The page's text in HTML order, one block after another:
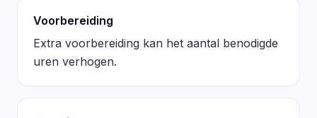
Voorbereiding
Extra voorbereiding kan het aantal benodigde
uren verhogen.